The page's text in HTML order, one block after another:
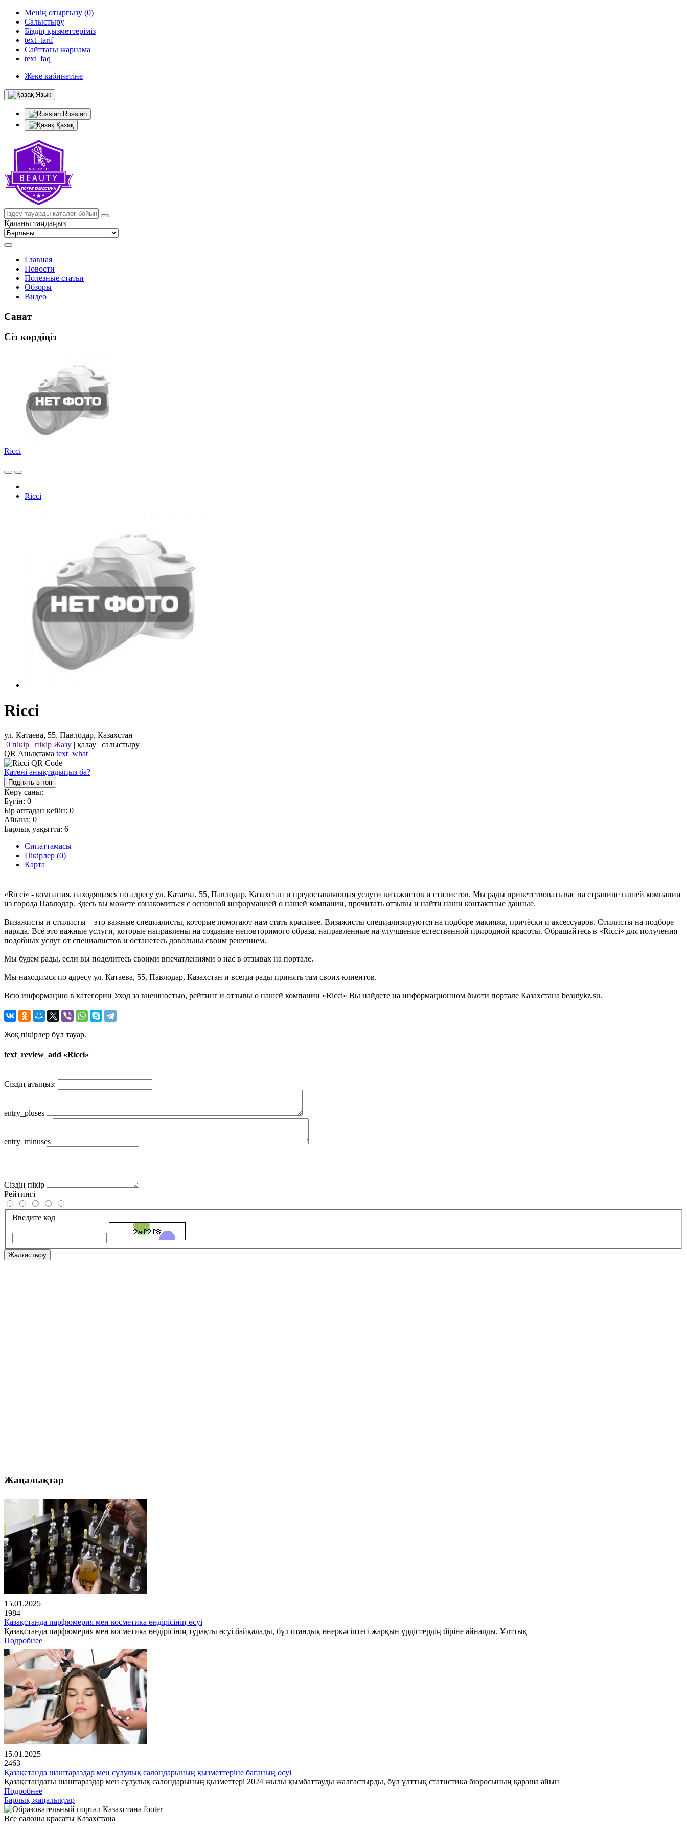
Менің отырғызу (0)
Салыстыру
Біздің қызметтеріміз
text_tarif
Сайттағы жарнама
text_faq
Жеке кабинетіне
Язык
Russian
Қазақ
Қаланы таңдаңыз
Главная
Новости
Полезные статьи
Обзоры
Видео
Санат
Сіз көрдіңіз
Ricci
Ricci
Ricci
ул. Катаева, 55, Павлодар, Казахстан
0 пікір | пікір Жазу | қалау | салыстыру
QR Анықтама text_what
Қатені анықтадыңыз ба?
Поднять в топ
Көру саны:
Бүгін: 0
Бір аптадан кейін: 0
Айына: 0
Барлық уақытта: 6
Сипаттамасы
Пікірлер (0)
Карта
«Ricci» - компания, находящаяся по адресу ул. Катаева, 55, Павлодар, Казахстан и предоставляющая услуги визажистов и стилистов. Мы рады приветствовать вас на странице нашей компании
из города Павлодар. Здесь вы можете ознакомиться с основной информацией о нашей компании, прочитать отзывы и найти наши контактные данные.
Визажисты и стилисты – это важные специалисты, которые помогают нам стать красивее. Визажисты специализируются на подборе макияжа, причёски и аксессуаров. Стилисты на подборе
наряда. Всё это важные услуги, которые направлены на создание неповторимого образа, направленные на улучшение естественной природной красоты. Обращайтесь в «Ricci» для получения
подобных услуг от специалистов и останетесь довольны своим решением.
Мы будем рады, если вы поделитесь своими впечатлениями о нас в отзывах на портале.
Мы находимся по адресу ул. Катаева, 55, Павлодар, Казахстан и всегда рады принять там своих клиентов.
Всю информацию в категории Уход за внешностью, рейтинг и отзывы о нашей компании «Ricci» Вы найдете на информационном бьюти портале Казахстана beautykz.su.
Жоқ пікірлер бұл тауар.
text_review_add «Ricci»
Сіздің атыңыз:
entry_pluses
entry_minuses
Сіздің пікір
Рейтингі
Введите код
Жалғастыру
Жаңалықтар
15.01.2025
1984
Қазақстанда парфюмерия мен косметика өндірісінің өсуі
Қазақстанда парфюмерия мен косметика өндірісінің тұрақты өсуі байқалады, бұл отандық өнеркәсіптегі жарқын үрдістердің біріне айналды. Ұлттық
Подробнее
15.01.2025
2463
Қазақстанда шаштараздар мен сұлулық салондарының қызметтеріне бағаның өсуі
Қазақстандағы шаштараздар мен сұлулық салондарының қызметтері 2024 жылы қымбаттауды жалғастырды, бұл ұлттық статистика бюросының қараша айын
Подробнее
Барлық жаңалықтар
Все салоны красаты Казахстана